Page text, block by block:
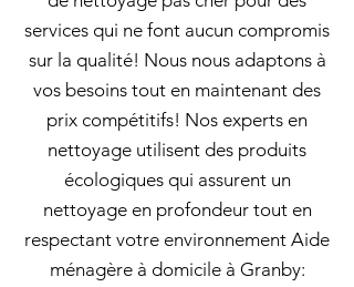
services qui ne font aucun compromis
sur la qualité! Nous nous adaptons à
vos besoins tout en maintenant des
prix compétitifs! Nos experts en
nettoyage utilisent des produits
écologiques qui assurent un
nettoyage en profondeur tout en
respectant votre environnement Aide
ménagère à domicile à Granby: